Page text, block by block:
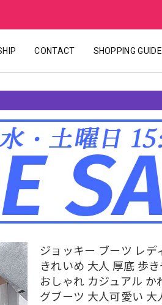
CONTACT SHOPPING GUIDE
ジョッキー ブーツ レデ
きれいめ 大人 厚底 歩
おしゃれ カジュアル か
グブーツ 大人可愛い 大